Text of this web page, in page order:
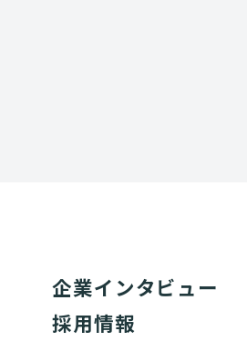
企業インタビュー
採用情報